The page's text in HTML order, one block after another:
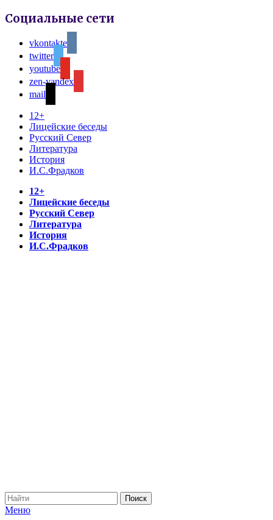
Социальные сети
vkontakte
twitter
youtube
zen-yandex
mail
12+
Лицейские беседы
Русский Север
Литература
История
И.С.Фрадков
12+
Лицейские беседы
Русский Север
Литература
История
И.С.Фрадков
Меню